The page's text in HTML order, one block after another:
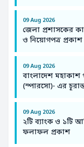
09 Aug 2026
জেলা প্রশাসকের
ও নিয়োগপত্র প্রকাশ
09 Aug 2026
বাংলাদেশ মহাকাশ
(স্পারসো)- এর
09 Aug 2026
২টি ব্যাংক ও ১টি
ফলাফল প্রকাশ